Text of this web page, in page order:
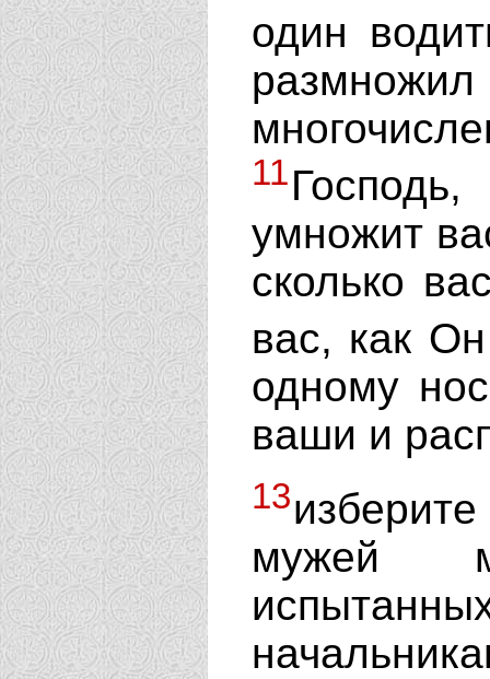
один
11
умножит
сколько
вас, как
одному
ваши и
13
мужей